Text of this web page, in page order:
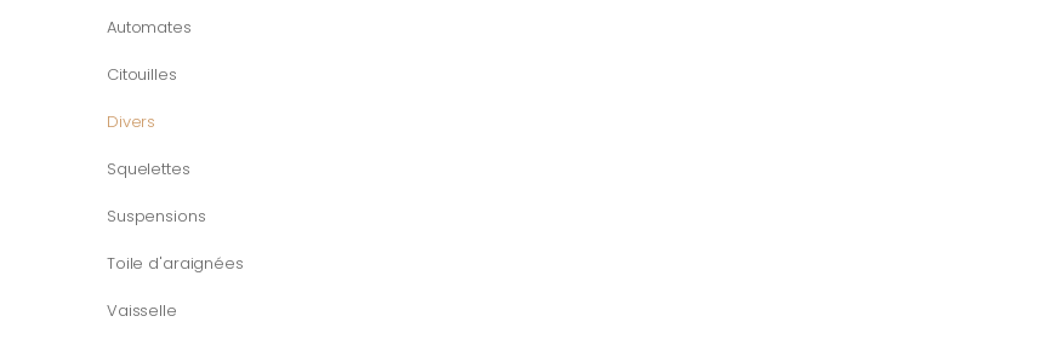
Automates
Citouilles
Divers
Squelettes
Suspensions
Toile d'araignées
Vaisselle